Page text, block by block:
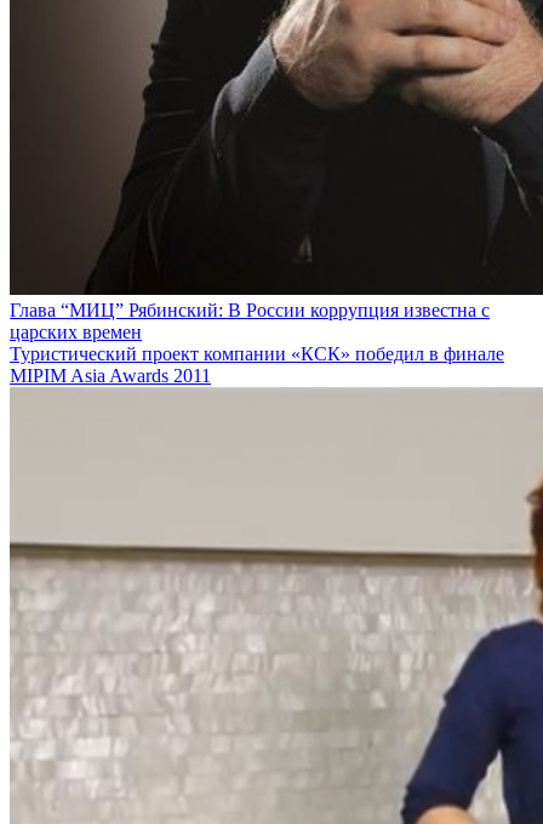
Глава “МИЦ” Рябинский: В России коррупция известна с
царских времен
Туристический проект компании «КСК» победил в финале
MIPIM Asia Awards 2011